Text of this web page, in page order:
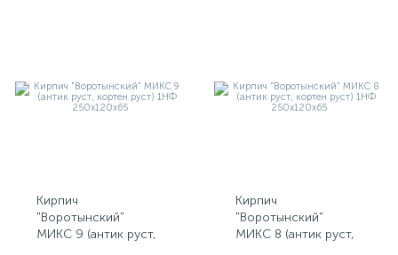
Кирпич
"Воротынский"
МИКС 9 (антик руст,
Кирпич
"Воротынский"
МИКС 8 (антик руст,